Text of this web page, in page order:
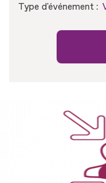
Type d'événement :